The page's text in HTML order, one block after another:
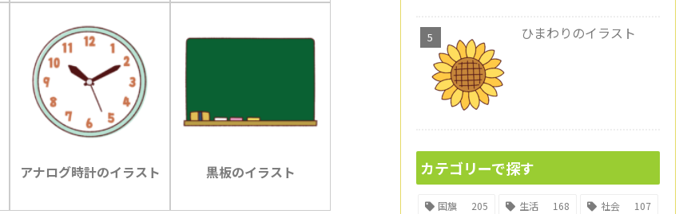
アナログ時計のイラスト 黒板のイラスト
ひまわりのイラスト
カテゴリーで探す
国旗 205 生活 168 社会
107